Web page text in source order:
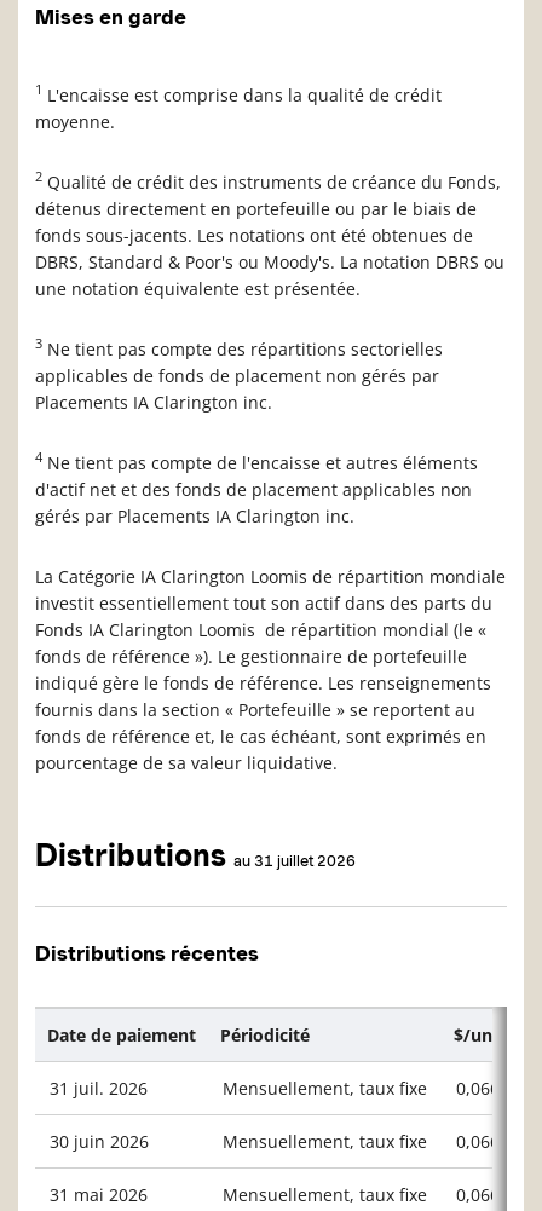
Mises en garde
1 L'encaisse est comprise dans la qualité de crédit
moyenne.
2 Qualité de crédit des instruments de créance du Fonds,
détenus directement en portefeuille ou par le biais de
fonds sous-jacents. Les notations ont été obtenues de
DBRS, Standard & Poor's ou Moody's. La notation DBRS ou
une notation équivalente est présentée.
3 Ne tient pas compte des répartitions sectorielles
applicables de fonds de placement non gérés par
Placements IA Clarington inc.
4 Ne tient pas compte de l'encaisse et autres éléments
d'actif net et des fonds de placement applicables non
gérés par Placements IA Clarington inc.
La Catégorie IA Clarington Loomis de répartition mondiale
investit essentiellement tout son actif dans des parts du
Fonds IA Clarington Loomis de répartition mondial (le «
fonds de référence »). Le gestionnaire de portefeuille
indiqué gère le fonds de référence. Les renseignements
fournis dans la section « Portefeuille » se reportent au
fonds de référence et, le cas échéant, sont exprimés en
pourcentage de sa valeur liquidative.
Distributions au 31 juillet 2026
Distributions récentes
Date de paiement Périodicité $/unité
31 juil. 2026 Mensuellement, taux fixe 0,06667
30 juin 2026 Mensuellement, taux fixe 0,06667
31 mai 2026 Mensuellement, taux fixe 0,06667